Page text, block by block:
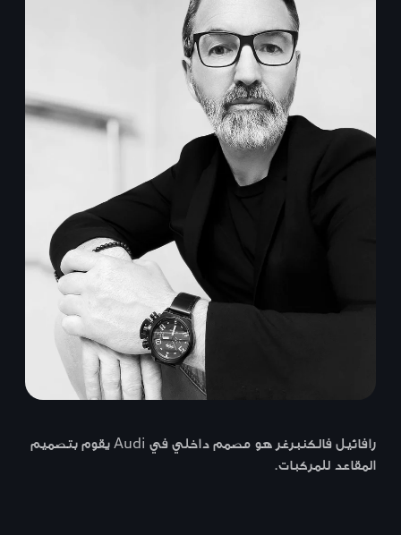
رافائيل فالكنبرغر هو مصمم داخلي في Audi يقوم بتصميم
المقاعد للمركبات.